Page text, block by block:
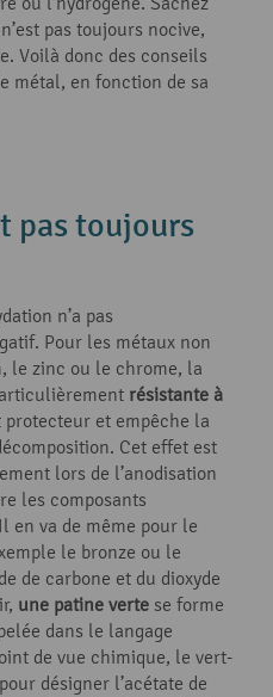
pas toujours nocive,
Voilà donc des conseils
métal, en fonction de sa
pas toujours
n’a pas
Pour les métaux non
le zinc ou le chrome, la
résistante à
et empêche la
Cet effet est
lors de l’anodisation
les composants
en va de même pour le
le bronze ou le
de carbone et du dioxyde
une patine verte se forme
dans le langage
de vue chimique, le vert-
désigner l’acétate de